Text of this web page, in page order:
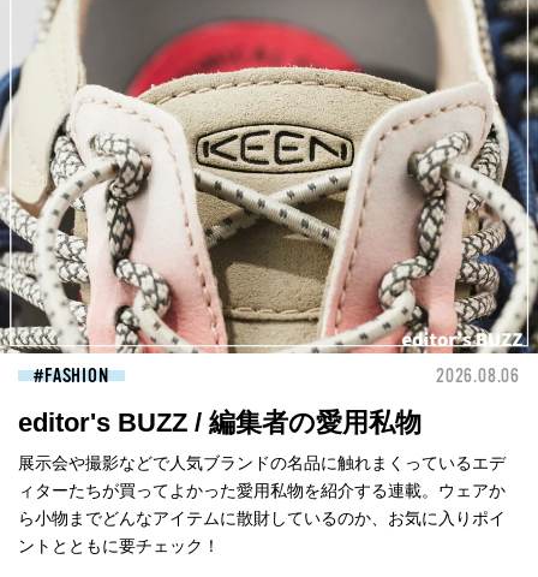
FASHION 2026.08.06
editor's BUZZ / 編集者の愛用私物
展示会や撮影などで人気ブランドの名品に触れまくっているエデ
ィターたちが買ってよかった愛用私物を紹介する連載。ウェアか
ら小物までどんなアイテムに散財しているのか、お気に入りポイ
ントとともに要チェック！